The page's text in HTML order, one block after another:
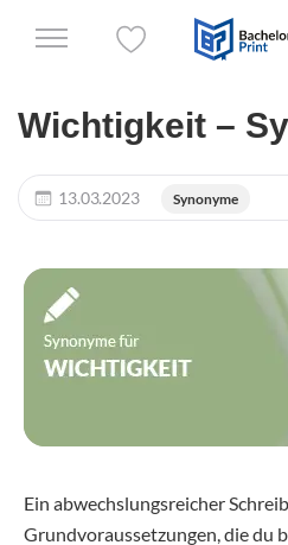
Wichtigkeit –
13.03.2023 Synonyme
Ein abwechslungsreicher
Grundvoraussetzungen, die du